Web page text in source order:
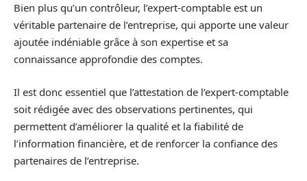
Bien plus qu’un contrôleur, l’expert-comptable est un
véritable partenaire de l’entreprise, qui apporte une valeur
ajoutée indéniable grâce à son expertise et sa
connaissance approfondie des comptes.
Il est donc essentiel que l’attestation de l’expert-comptable
soit rédigée avec des observations pertinentes, qui
permettent d’améliorer la qualité et la fiabilité de
l’information financière, et de renforcer la confiance des
partenaires de l’entreprise.